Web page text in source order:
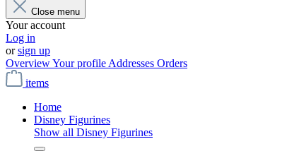
Close menu
Your account
Log in
orsign up
OverviewYour profile Addresses Orders
items
Home
Disney Figurines
Show all Disney Figurines